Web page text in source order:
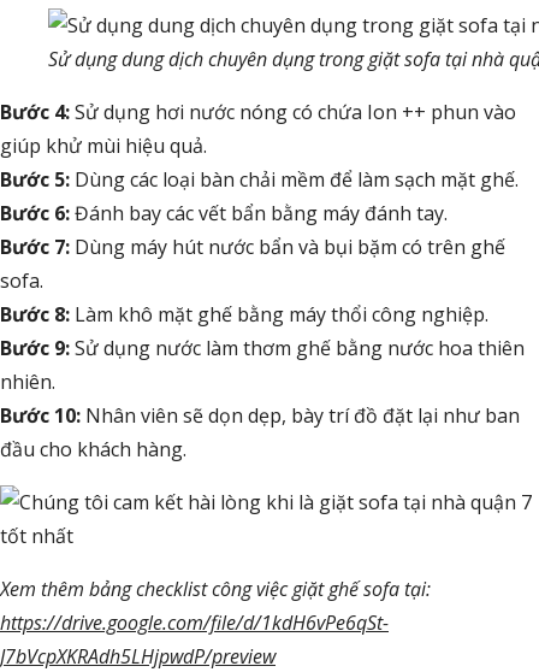
Sử dụng dung dịch chuyên dụng trong giặt sofa tại nhà
Bước 4:Sử dụng hơi nước nóng có chứa Ion ++ phun vào
giúp khử mùi hiệu quả.
Bước 5: Dùng các loại bàn chải mềm để làm sạch mặt ghế.
Bước 6:Đánh bay các vết bẩn bằng máy đánh tay.
Bước 7: Dùng máy hút nước bẩn và bụi bặm có trên ghế
sofa.
Bước 8: Làm khô mặt ghế bằng máy thổi công nghiệp.
Bước 9:Sử dụng nước làm thơm ghế bằng nước hoa thiên
nhiên.
Bước 10: Nhân viên sẽ dọn dẹp, bày trí đồ đặt lại như ban
đầu cho khách hàng.
Xem thêm bảng checklist công việc giặt ghế sofa tại:
https://drive.google.com/file/d/1kdH6vPe6qSt-
J7bVcpXKRAdh5LHjpwdP/preview